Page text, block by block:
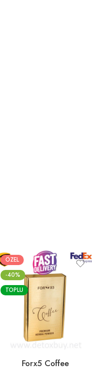
ÖZEL
-40%
TOPLU
Forx5 Coffee